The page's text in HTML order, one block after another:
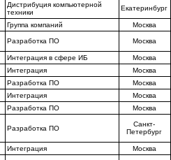
Дистрибуция компьютерной
техники
Екатеринбург
Группа компаний Москва
Разработка ПО Москва
Интеграция в сфере ИБ
Москва
Интеграция
Москва
Разработка ПО
Москва
Интеграция
Москва
Разработка ПО Москва
Разработка ПО
Санкт-
Петербург
Интеграция Москва